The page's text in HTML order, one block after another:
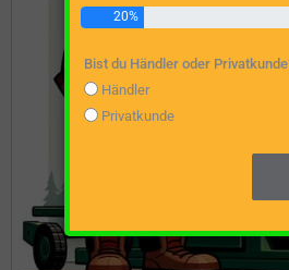
20%
Bist du Händler oder
Händler
Privatkunde